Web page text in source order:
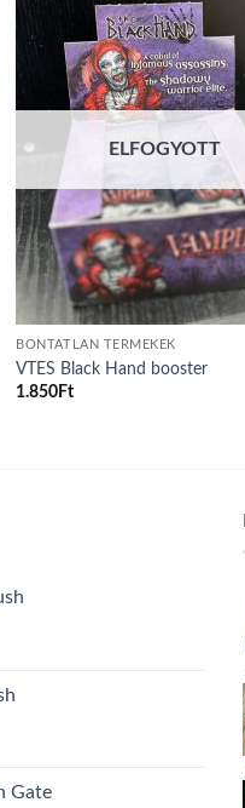
ELFOGYOTT
BONTATLAN TERMÉKEK
VTES Black Hand booster
1.850 Ft
Gate